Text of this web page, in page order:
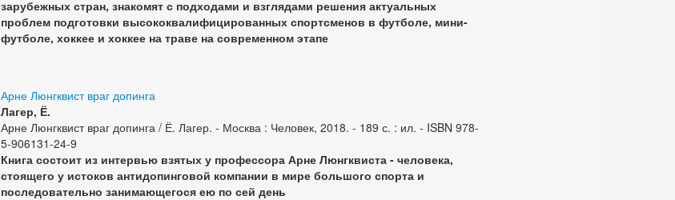
зарубежных стран, знакомят с подходами и взглядами решения актуальных
проблем подготовки высококвалифицированных спортсменов в футболе, мини-
футболе, хоккее и хоккее на траве на современном этапе
Арне Люнгквист враг допинга
Лагер, Ё.
Арне Люнгквист враг допинга / Ё. Лагер. - Москва : Человек, 2018. - 189 с. : ил. - ISBN 978-
5-906131-24-9
Книга состоит из интервью взятых у профессора Арне Люнгквиста - человека,
стоящего у истоков антидопинговой компании в мире большого спорта и
последовательно занимающегося ею по сей день